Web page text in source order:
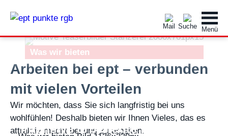
Was wir bieten
Arbeiten bei ept – verbunden
mit vielen Vorteilen
Wir möchten, dass Sie sich langfristig bei uns
wohlfühlen! Deshalb bieten wir Ihnen Vieles, das es
attraktiv macht bei uns zu arbeiten.
Intensive & betreute Einarbeitung